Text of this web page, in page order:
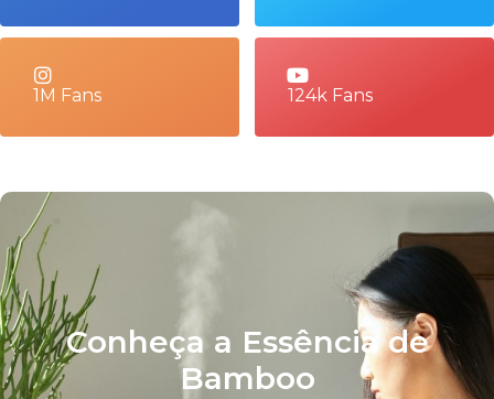
1M Fans 124k Fans
Conheça a Essência de
Bamboo